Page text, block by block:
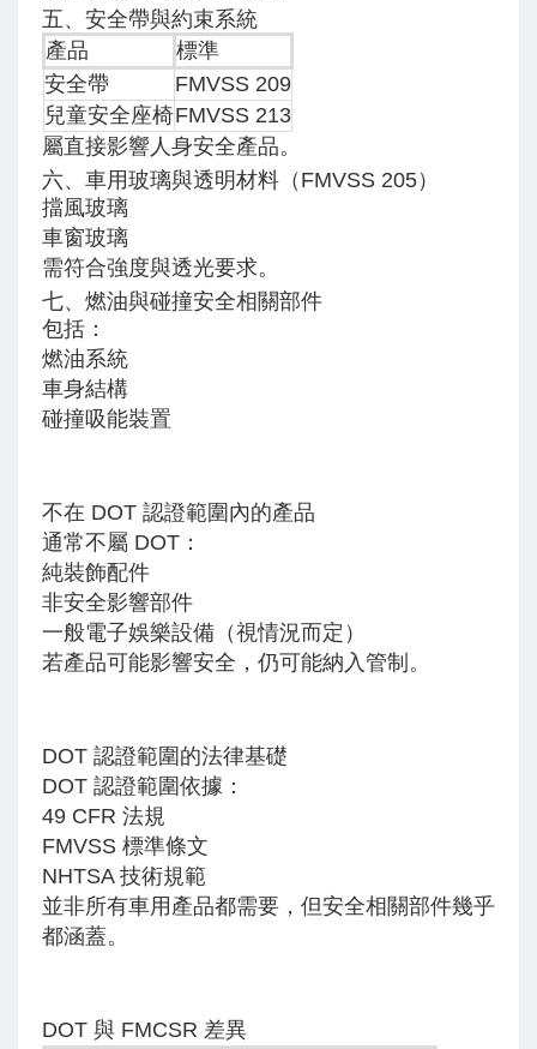
五、安全帶與約束系統
產品
標準
安全帶
FMVSS 209
兒童安全座椅FMVSS 213
屬直接影響人身安全產品。
六、車用玻璃與透明材料（FMVSS 205）
擋風玻璃
車窗玻璃
需符合強度與透光要求。
七、燃油與碰撞安全相關部件
包括：
燃油系統
車身結構
碰撞吸能裝置
不在 DOT 認證範圍內的產品
通常不屬 DOT：
純裝飾配件
非安全影響部件
一般電子娛樂設備（視情況而定）
若產品可能影響安全，仍可能納入管制。
DOT 認證範圍的法律基礎
DOT 認證範圍依據：
49 CFR 法規
FMVSS 標準條文
NHTSA 技術規範
並非所有車用產品都需要，但安全相關部件幾乎
都涵蓋。
DOT 與 FMCSR 差異